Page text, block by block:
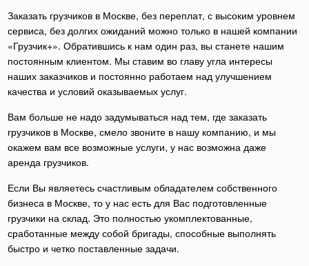
Заказать грузчиков в Москве, без переплат, с высоким уровнем
сервиса, без долгих ожиданий можно только в нашей компании
«Грузчик+». Обратившись к нам один раз, вы станете нашим
постоянным клиентом. Мы ставим во главу угла интересы
наших заказчиков и постоянно работаем над улучшением
качества и условий оказываемых услуг.
Вам больше не надо задумываться над тем, где заказать
грузчиков в Москве, смело звоните в нашу компанию, и мы
окажем вам все возможные услуги, у нас возможна даже
аренда грузчиков.
Если Вы являетесь счастливым обладателем собственного
бизнеса в Москве, то у нас есть для Вас подготовленные
грузчики на склад. Это полностью укомплектованные,
сработанные между собой бригады, способные выполнять
быстро и четко поставленные задачи.